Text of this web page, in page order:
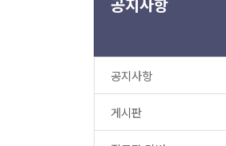
공지사항
게시판